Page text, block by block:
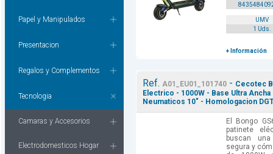
Papel y Manipulados
Presentacion
Regalos y Complementos
Tecnologia
Camaras y Accesorios
Electrodomesticos Hogar
UMV
1 Uds.
+ Información
Ref. A01_EU01_101740- Cecotec
Electrico - 1000W - Base Ultra
Neumaticos 10" - Homologacion
El Bongo
patinete
buscan
segura y